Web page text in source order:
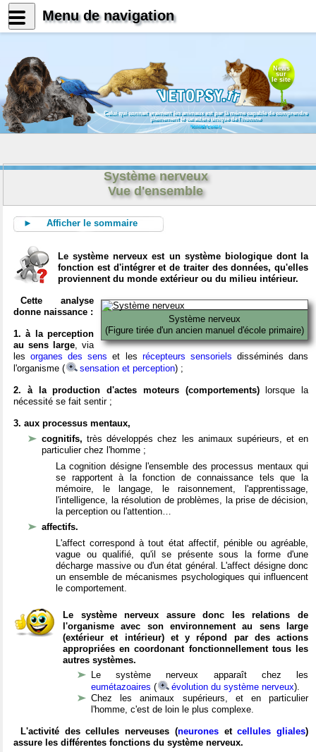
News
sur
le site
Celui qui connait vraiment les animaux est par là même capable de comprendre
pleinement le caractère unique de l'homme
Konrad Lorenz
Système nerveux
Vue d'ensemble
► Afficher le sommaire
Le système nerveux est un système biologique dont la
fonction est d'intégrer et de traiter des données, qu'elles
proviennent du monde extérieur ou du milieu intérieur.
Système nerveux
(Figure tirée d'un ancien manuel d'école primaire)
Cette analyse
donne naissance :
1. à la perception
au sens large, via
lesorganes des sens et les récepteurs sensoriels disséminés dans
l'organisme (
sensation et perception) ;
2. à la production d'actes moteurs (comportements)lorsque la
nécessité se fait sentir ;
3. aux processus mentaux,
cognitifs,très développés chez les animaux supérieurs, et en
particulier chez l'homme ;
La cognition désigne l'ensemble des processus mentaux qui
se rapportent à la fonction de connaissance tels que la
mémoire, le langage, le raisonnement, l'apprentissage,
l'intelligence, la résolution de problèmes, la prise de décision,
la perception ou l'attention…
affectifs.
L'affect correspond à tout état affectif, pénible ou agréable,
vague ou qualifié, qu'il se présente sous la forme d'une
décharge massive ou d'un état général. L'affect désigne donc
un ensemble de mécanismes psychologiques qui influencent
le comportement.
Le système nerveux assure donc les relations de
l'organisme avec son environnement au sens large
(extérieur et intérieur) et y répond par des actions
appropriées en coordonant fonctionnellement tous les
autres systèmes.
Le système nerveux apparaît chez les
eumétazoaires ( évolution du système nerveux).
Chez les animaux supérieurs, et en particulier
l'homme, c'est de loin le plus complexe.
L'activité des cellules nerveuses (neuronesetcellules gliales)
assure les différentes fonctions du système nerveux.
Menu de navigation